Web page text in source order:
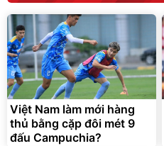
Việt Nam làm mới hàng
thủ bằng cặp đôi mét 9
đấu Campuchia?